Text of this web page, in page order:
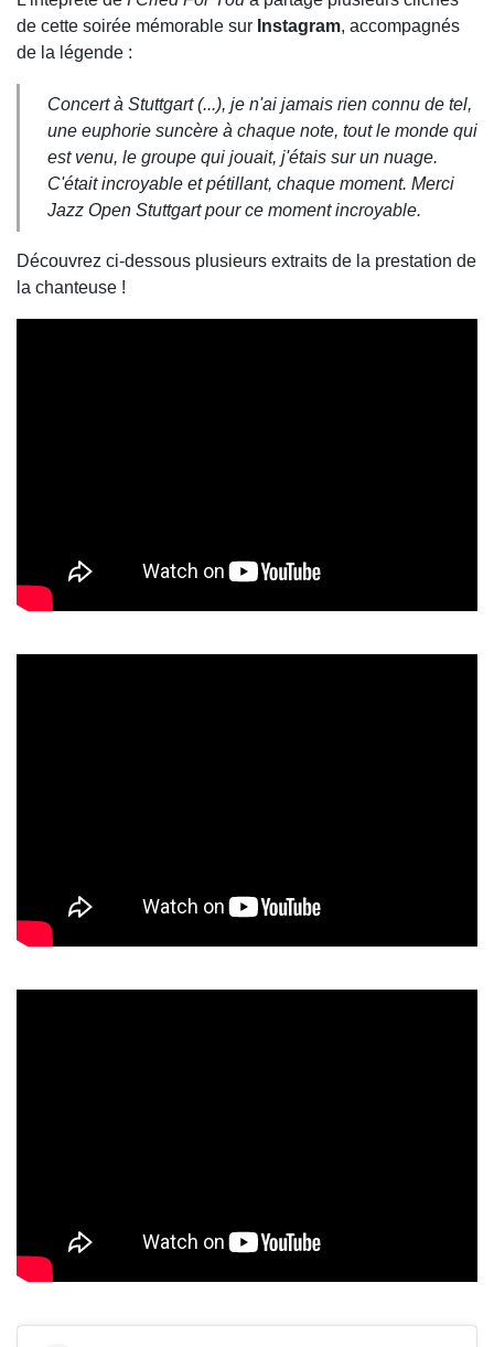
de cette soirée mémorable sur Instagram, accompagnés
de la légende :
Concert à Stuttgart (...), je n'ai jamais rien connu de tel,
une euphorie suncère à chaque note, tout le monde qui
est venu, le groupe qui jouait, j'étais sur un nuage.
C'était incroyable et pétillant, chaque moment. Merci
Jazz Open Stuttgart pour ce moment incroyable.
Découvrez ci-dessous plusieurs extraits de la prestation de
la chanteuse !